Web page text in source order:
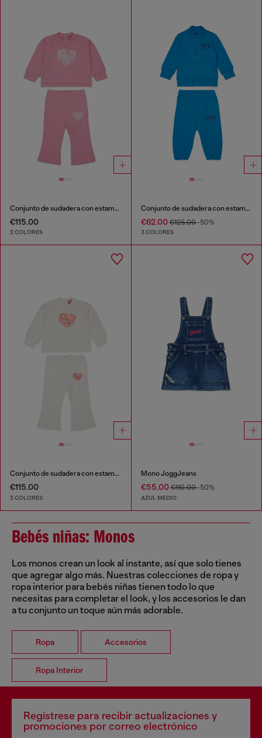
Conjunto de sudadera con estampado gráfico
€115.00
2 COLORES
Conjunto de sudadera con estampado de logo
€62.00€125.00-50%
3 COLORES
Conjunto de sudadera con estampado gráfico
€115.00
2 COLORES
Mono JoggJeans
€55.00€110.00-50%
AZUL MEDIO
Bebés niñas: Monos
Los monos crean un look al instante, así que solo tienes
que agregar algo más. Nuestras colecciones de ropa y
ropa interior para bebés niñas tienen todo lo que
necesitas para completar el look, y los accesorios le dan
a tu conjunto un toque aún más adorable.
Ropa Accesorios
Ropa Interior
Regístrese para recibir actualizaciones y
promociones por correo electrónico